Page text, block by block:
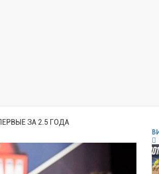
ЗА 2.5 ГОДА